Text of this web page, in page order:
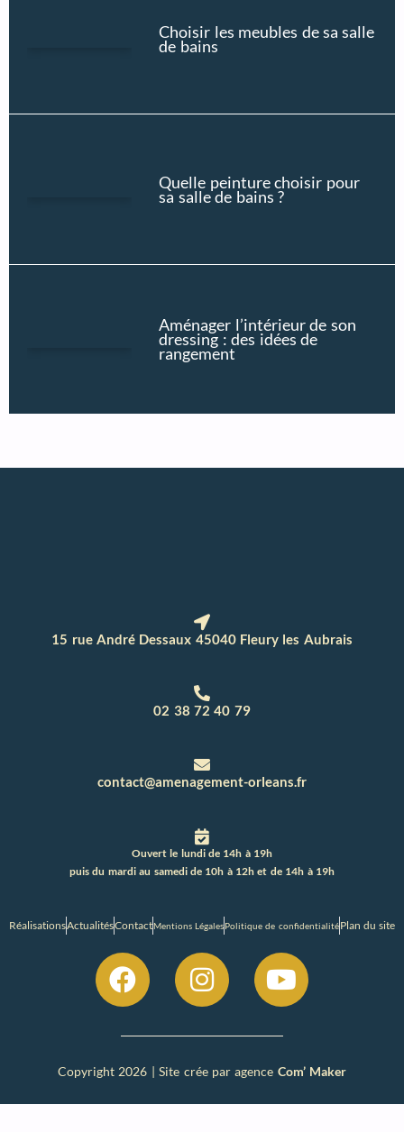
Choisir les meubles de sa salle
de bains
Quelle peinture choisir pour
sa salle de bains ?
Aménager l’intérieur de son
dressing : des idées de
rangement
15 rue André Dessaux 45040 Fleury les Aubrais
02 38 72 40 79
contact@amenagement-orleans.fr
Ouvert le lundi de 14h à 19h
puis du mardi au samedi de 10h à 12h et de 14h à 19h
RéalisationsActualitésContactMentions LégalesPolitique de confidentialitéPlan du site
Copyright 2026 | Site crée par agence Com’ Maker